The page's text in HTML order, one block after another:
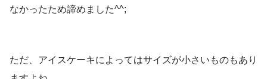
なかったため諦めました^^;
ただ、アイスケーキによってはサイズが小さいものもあり